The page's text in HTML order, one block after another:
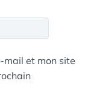
mail et mon site